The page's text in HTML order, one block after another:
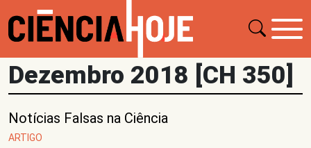
Dezembro 2018 [CH 350]
Notícias Falsas na Ciência
ARTIGO